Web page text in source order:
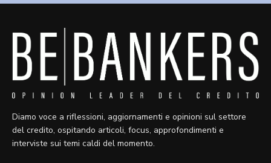
Diamo voce a riflessioni, aggiornamenti e opinioni sul settore
del credito, ospitando articoli, focus, approfondimenti e
interviste sui temi caldi del momento.